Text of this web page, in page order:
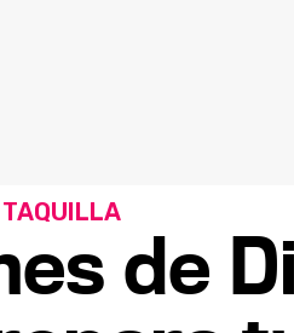
de
TAQUILLA